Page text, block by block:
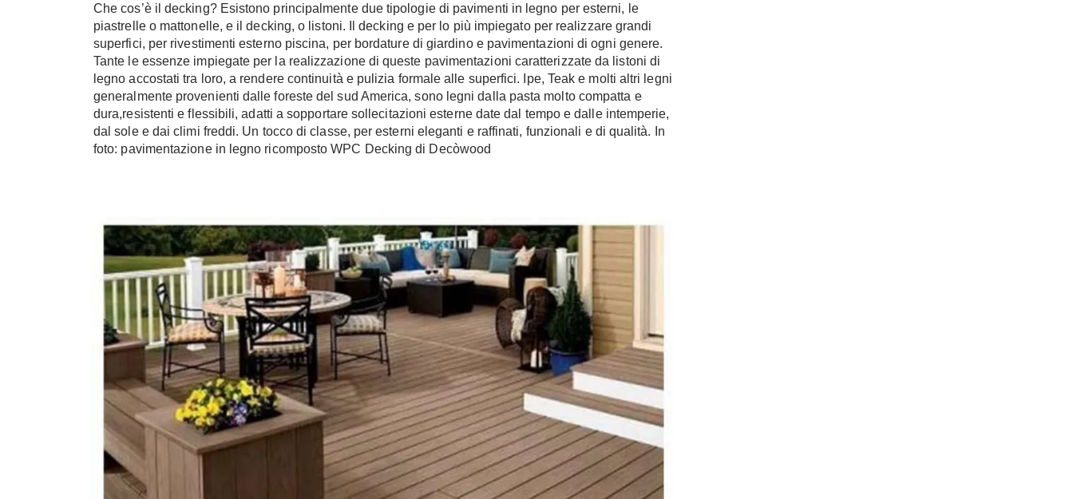
Che cos’è il decking? Esistono principalmente due tipologie di pavimenti in legno per esterni, le
piastrelle o mattonelle, e il decking, o listoni. Il decking e per lo più impiegato per realizzare grandi
superfici, per rivestimenti esterno piscina, per bordature di giardino e pavimentazioni di ogni genere.
Tante le essenze impiegate per la realizzazione di queste pavimentazioni caratterizzate da listoni di
legno accostati tra loro, a rendere continuità e pulizia formale alle superfici. Ipe, Teak e molti altri legni
generalmente provenienti dalle foreste del sud America, sono legni dalla pasta molto compatta e
dura,resistenti e flessibili, adatti a sopportare sollecitazioni esterne date dal tempo e dalle intemperie,
dal sole e dai climi freddi. Un tocco di classe, per esterni eleganti e raffinati, funzionali e di qualità. In
foto: pavimentazione in legno ricomposto WPC Decking di Decòwood